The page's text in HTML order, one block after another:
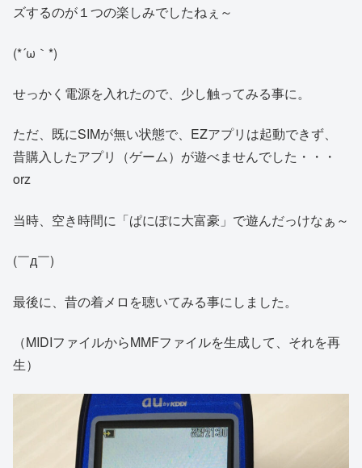
ズするのが１つの楽しみでしたねぇ～
(*´ω｀*)
せっかく電源を入れたので、少し触ってみる事に。
ただ、既にSIMが無い状態で、EZアプリは起動できず、
昔購入したアプリ（ゲーム）が遊べませんでした・・・
orz
当時、空き時間に「ぱにぽに大富豪」で遊んだっけなぁ～
(￣д￣)
最後に、昔の着メロを聴いてみる事にしました。
（MIDIファイルからMMFファイルを生成して、それを再
生）